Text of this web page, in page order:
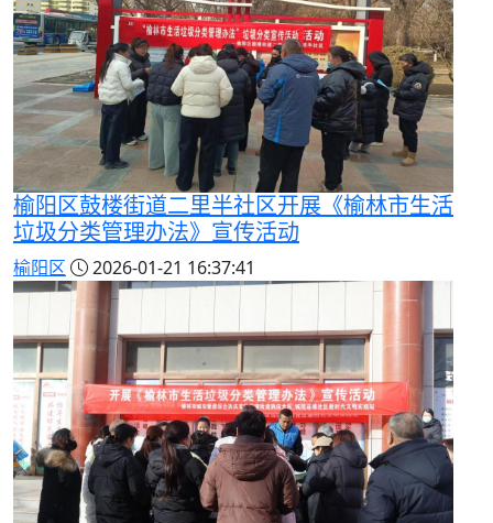
榆阳区鼓楼街道二里半社区开展《榆林市生活
垃圾分类管理办法》宣传活动
榆阳区 2026-01-21 16:37:41